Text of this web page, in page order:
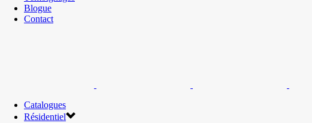
Blogue
Contact
Catalogues
Résidentiel